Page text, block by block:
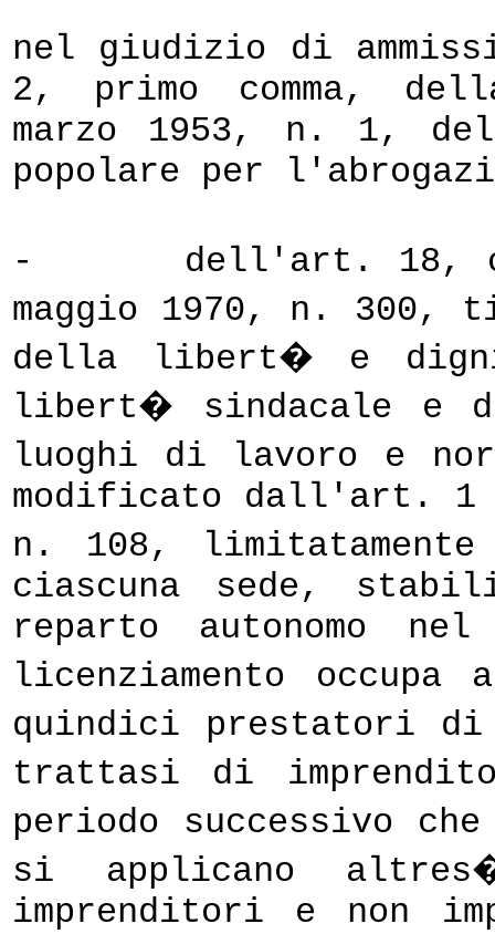
nel giudizio di
2, primo comma,
marzo 1953, n. 1,
popolare per
-
dell'art. 18,
maggio 1970, n. 300,
della libert� e
libert� sindacale e
luoghi di lavoro e
modificato dall'art. 1
n. 108,
ciascuna sede,
reparto autonomo
licenziamento
quindici prestatori
trattasi di
periodo successivo
si applicano
imprenditori e non